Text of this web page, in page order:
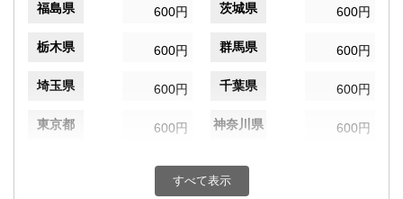
福島県 600円 茨城県 600円
栃木県 600円 群馬県 600円
埼玉県 600円 千葉県 600円
東京都 600円 神奈川県 600円
600円 富山県
すべて表示